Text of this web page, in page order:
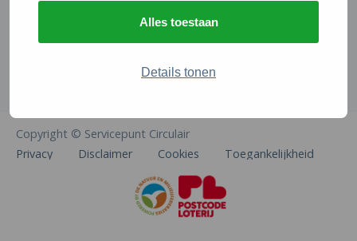
Alles toestaan
Details tonen
info@natuurenmilieufederaties.nl
Copyright © Servicepunt Circulair
Privacy
Disclaimer Cookies Toegankelijkheid